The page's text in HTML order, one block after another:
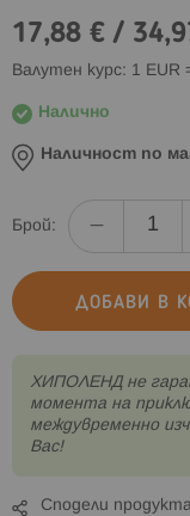
17,88 € /
Валутен курс: 1 EUR
Налично
Наличност по
Брой:
ДОБАВИ В
XИПОЛЕНД не
момента на
междувременно
Вас!
Сподели